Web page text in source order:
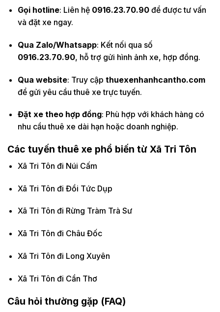
Gọi hotline: Liên hệ 0916.23.70.90để được tư vấn
và đặt xe ngay.
Qua Zalo/Whatsapp: Kết nối qua số
0916.23.70.90, hỗ trợ gửi hình ảnh xe, hợp đồng.
Qua website: Truy cập thuexenhanhcantho.com
để gửi yêu cầu thuê xe trực tuyến.
Đặt xe theo hợp đồng: Phù hợp với khách hàng có
nhu cầu thuê xe dài hạn hoặc doanh nghiệp.
Các tuyến thuê xe phổ biến từ Xã Tri Tôn
Xã Tri Tôn đi Núi Cấm
Xã Tri Tôn đi Đồi Tức Dụp
Xã Tri Tôn đi Rừng Tràm Trà Sư
Xã Tri Tôn đi Châu Đốc
Xã Tri Tôn đi Long Xuyên
Xã Tri Tôn đi Cần Thơ
Câu hỏi thường gặp (FAQ)